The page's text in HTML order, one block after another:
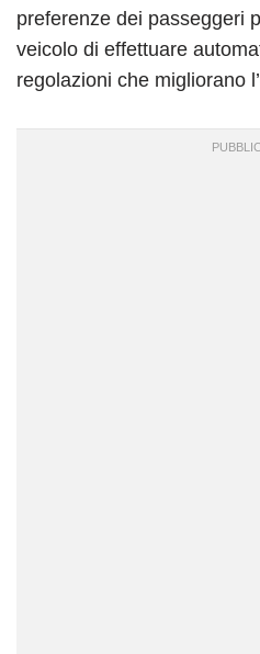
preferenze dei passeggeri
veicolo di effettuare
regolazioni che migliorano